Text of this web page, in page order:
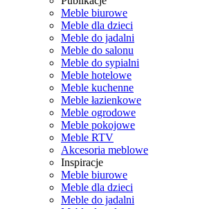
Meble biurowe
Meble dla dzieci
Meble do jadalni
Meble do salonu
Meble do sypialni
Meble hotelowe
Meble kuchenne
Meble łazienkowe
Meble ogrodowe
Meble pokojowe
Meble RTV
Akcesoria meblowe
Inspiracje
Meble biurowe
Meble dla dzieci
Meble do jadalni